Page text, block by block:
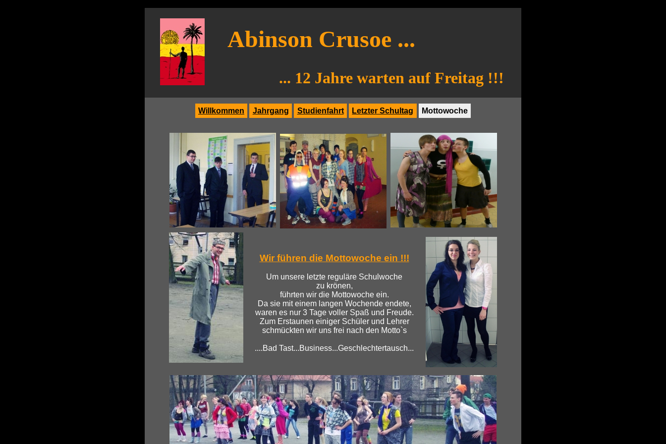
Abinson Crusoe ...
... 12 Jahre warten auf Freitag !!!
Willkommen Jahrgang Studienfahrt Letzter Schultag Mottowoche
Wir führen die Mottowoche ein !!!
Um unsere letzte reguläre Schulwoche
zu krönen,
führten wir die Mottowoche ein.
Da sie mit einem langen Wochende endete,
waren es nur 3 Tage voller Spaß und Freude.
Zum Erstaunen einiger Schüler und Lehrer
schmückten wir uns frei nach den Motto`s
....Bad Tast...Business...Geschlechtertausch...